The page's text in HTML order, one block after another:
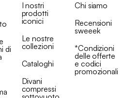
di
I nostri
prodotti
iconici
Le nostre
collezioni
Cataloghi
Divani
compressi
Chi siamo
Recensioni
sweeek
*Condizioni
delle offerte
e codici
promozionali